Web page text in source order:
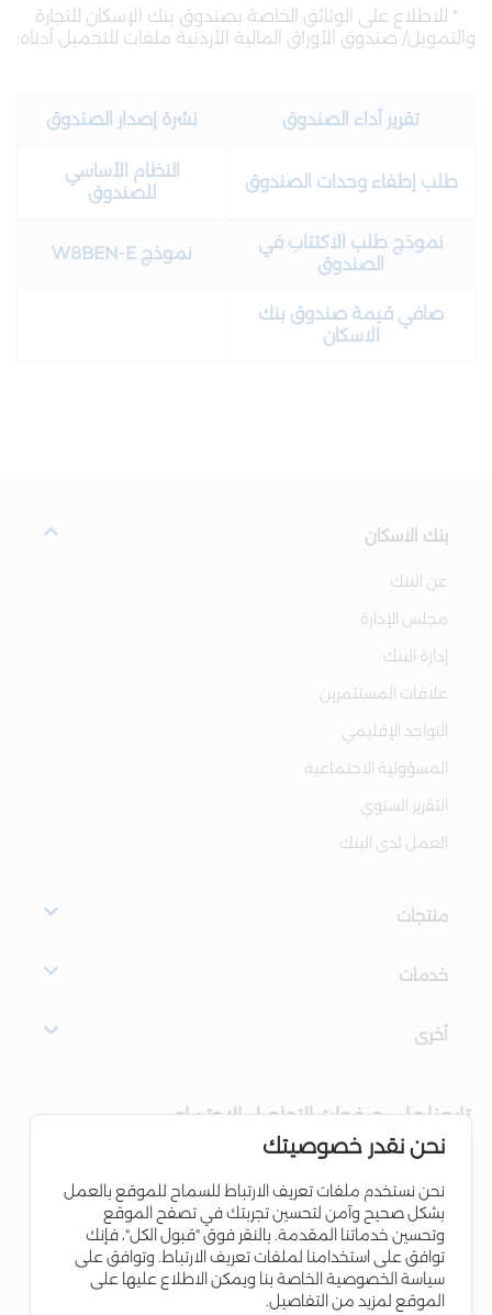
* للاطلاع على الوثائق الخاصة بصندوق بنك الإسكان للتجارة
والتمويل/ صندوق الأوراق المالية الأردنية ملفات للتحميل أدناه:
تقرير أداء الصندوق نشرة إصدار الصندوق
طلب إطفاء وحدات الصندوق النظام الأساسي
للصندوق
نموذج طلب الاكتتاب في
الصندوق نموذج W8BEN-E
صافي قيمة صندوق بنك
الاسكان
بنك الاسكان
عن البنك
مجلس الإدارة
إدارة البنك
علاقات المستثمرين
التواجد الإقليمي
المسؤولية الاجتماعية
التقرير السنوي
العمل لدى البنك
منتجات
خدمات
أخرى
تابعنا على صفحات التواصل الاجتماعي
نحن نقدر خصوصيتك
نحن نستخدم ملفات تعريف الارتباط للسماح للموقع بالعمل
بشكل صحيح وآمن لتحسين تجربتك في تصفح الموقع
وتحسين خدماتنا المقدمة. بالنقر فوق "قبول الكل"، فإنك
توافق على استخدامنا لملفات تعريف الارتباط. وتوافق على
سياسة الخصوصية الخاصة بنا ويمكن الاطلاع عليها على
الموقع لمزيد من التفاصيل.